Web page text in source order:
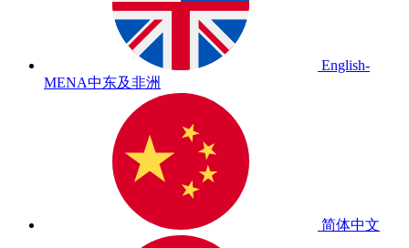
English-
MENA中东及非洲
简体中文